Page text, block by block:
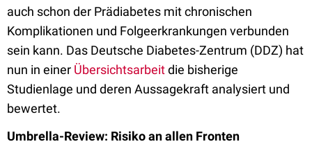
auch schon der Prädiabetes mit chronischen
Komplikationen und Folgeerkrankungen verbunden
sein kann. Das Deutsche Diabetes-Zentrum (DDZ) hat
nun in einer Übersichtsarbeitdie bisherige
Studienlage und deren Aussagekraft analysiert und
bewertet.
Umbrella-Review: Risiko an allen Fronten